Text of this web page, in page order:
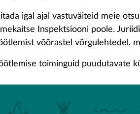
igal ajal vastuväiteid meie
Inspektsiooni poole.
võõrastel võrgulehtedel,
toiminguid puudutavate